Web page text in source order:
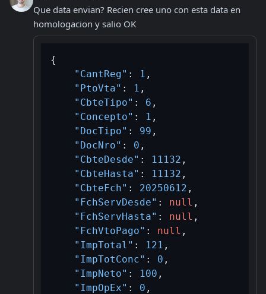
Que data envian? Recien cree uno con esta data en
homologacion y salio OK
{
"CantReg" : 1 ,
"PtoVta" : 1 ,
"CbteTipo" : 6 ,
"Concepto" : 1 ,
"DocTipo" : 99 ,
"DocNro" : 0 ,
"CbteDesde" : 11132 ,
"CbteHasta" : 11132 ,
"CbteFch" : 20250612 ,
"FchServDesde" : null ,
"FchServHasta" : null ,
"FchVtoPago" : null ,
"ImpTotal" : 121 ,
"ImpTotConc" : 0 ,
"ImpNeto" : 100 ,
"ImpOpEx" : 0 ,